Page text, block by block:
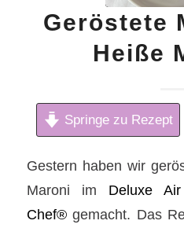
Geröstete
Heiße
Springe zu Rezept
Gestern haben wir
Maroni im Deluxe
Chef®gemacht. Das